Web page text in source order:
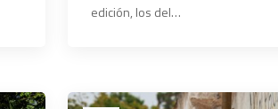
edición, los del…